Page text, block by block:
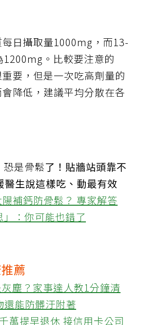
日攝取量1000mg，而13-
1200mg。比較要注意的
要，但是一次吃高劑量的
降低，建議平均分散在各
恐是骨鬆了！貼牆站頭靠不
醫生說這樣吃、動最有效
補鈣防骨鬆？ 專家解答
」：你可能也錯了
薦
塵？家事達人教1分鐘清
還能防髒汙附著
萬提早退休 接信用卡公司